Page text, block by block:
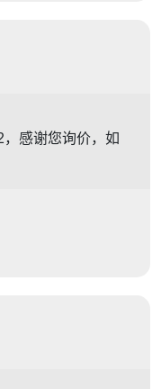
，感谢您询价，如